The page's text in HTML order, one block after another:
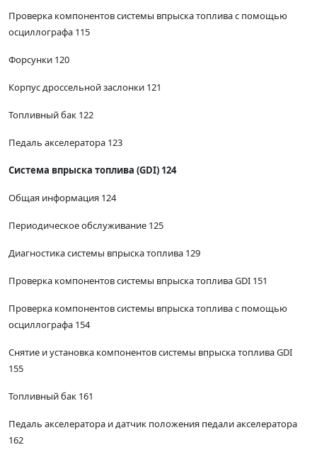
Проверка компонентов системы впрыска топлива с помощью
осциллографа 115
Форсунки 120
Корпус дроссельной заслонки 121
Топливный бак 122
Педаль акселератора 123
Система впрыска топлива (GDI) 124
Общая информация 124
Периодическое обслуживание 125
Диагностика системы впрыска топлива 129
Проверка компонентов системы впрыска топлива GDI 151
Проверка компонентов системы впрыска топлива с помощью
осциллографа 154
Снятие и установка компонентов системы впрыска топлива GDI
155
Топливный бак 161
Педаль акселератора и датчик положения педали акселератора
162